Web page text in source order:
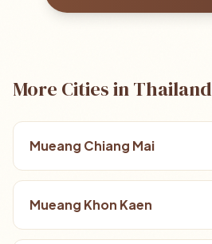
More Cities in Thailand
Mueang Chiang Mai
Mueang Khon Kaen